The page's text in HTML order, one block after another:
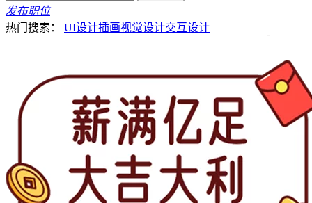
发布职位
热门搜索：
UI设计插画视觉设计交互设计